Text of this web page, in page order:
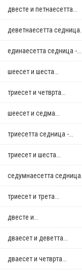
двестe и петнаесетта...
деветнаесетта седница...
единаесетта седница -...
шеесет и шеста...
триесет и четврта...
шеесет и седма...
триесетта седница -...
триесет и шеста...
седумнаесетта седница...
триесет и трета...
двестe и...
дваесет и деветта...
дваесет и четврта...